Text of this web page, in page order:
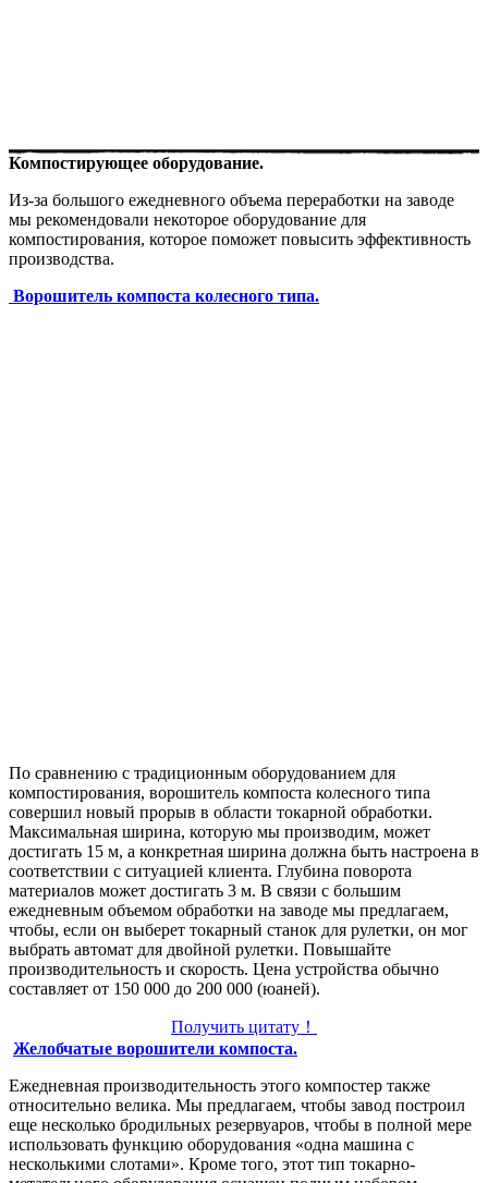
Компостирующее оборудование.
Из-за большого ежедневного объема переработки на заводе
мы рекомендовали некоторое оборудование для
компостирования, которое поможет повысить эффективность
производства.
Ворошитель компоста колесного типа.
По сравнению с традиционным оборудованием для
компостирования, ворошитель компоста колесного типа
совершил новый прорыв в области токарной обработки.
Максимальная ширина, которую мы производим, может
достигать 15 м, а конкретная ширина должна быть настроена в
соответствии с ситуацией клиента. Глубина поворота
материалов может достигать 3 м. В связи с большим
ежедневным объемом обработки на заводе мы предлагаем,
чтобы, если он выберет токарный станок для рулетки, он мог
выбрать автомат для двойной рулетки. Повышайте
производительность и скорость. Цена устройства обычно
составляет от 150 000 до 200 000 (юаней).
Получить цитату！
Желобчатые ворошители компоста.
Ежедневная производительность этого компостер также
относительно велика. Мы предлагаем, чтобы завод построил
еще несколько бродильных резервуаров, чтобы в полной мере
использовать функцию оборудования «одна машина с
несколькими слотами». Кроме того, этот тип токарно-